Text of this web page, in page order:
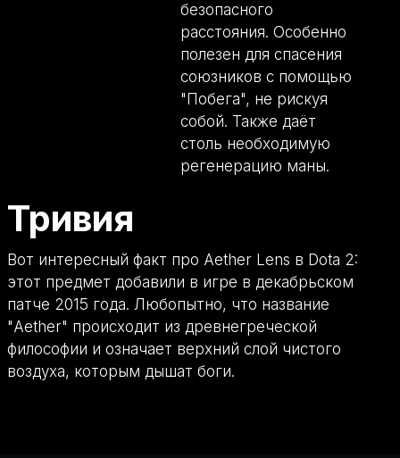
безопасного
расстояния. Особенно
полезен для спасения
союзников с помощью
"Побега", не рискуя
собой. Также даёт
столь необходимую
регенерацию маны.
Тривия
Вот интересный факт про Aether Lens в Dota 2:
этот предмет добавили в игре в декабрьском
патче 2015 года. Любопытно, что название
"Aether" происходит из древнегреческой
философии и означает верхний слой чистого
воздуха, которым дышат боги.